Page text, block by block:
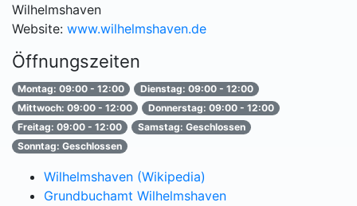
Wilhelmshaven
Website: www.wilhelmshaven.de
Öffnungszeiten
Montag: 09:00 - 12:00
Dienstag: 09:00 - 12:00
Mittwoch: 09:00 - 12:00
Donnerstag: 09:00 - 12:00
Freitag: 09:00 - 12:00
Samstag: Geschlossen
Sonntag: Geschlossen
Wilhelmshaven (Wikipedia)
Grundbuchamt Wilhelmshaven